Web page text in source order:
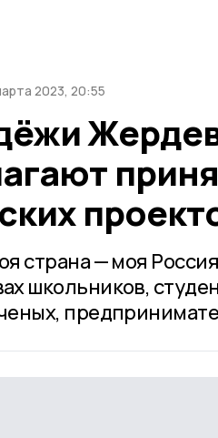
2023, 20:55
страна — моя
школьников,